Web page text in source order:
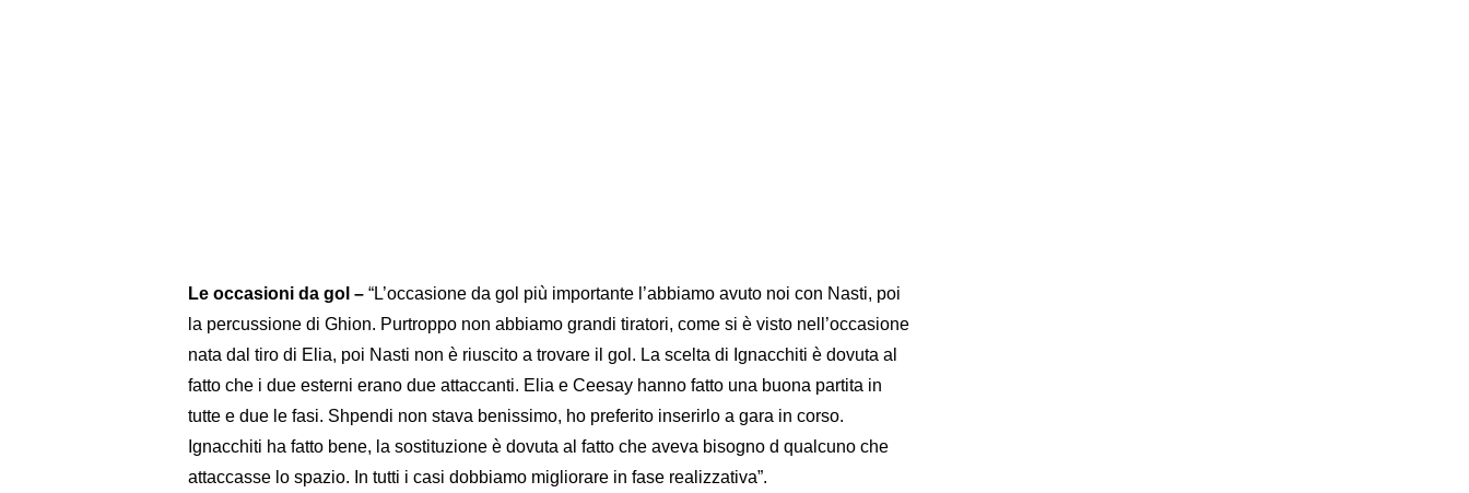
Le occasioni da gol – “L’occasione da gol più importante l’abbiamo avuto noi con Nasti, poi
la percussione di Ghion. Purtroppo non abbiamo grandi tiratori, come si è visto nell’occasione
nata dal tiro di Elia, poi Nasti non è riuscito a trovare il gol. La scelta di Ignacchiti è dovuta al
fatto che i due esterni erano due attaccanti. Elia e Ceesay hanno fatto una buona partita in
tutte e due le fasi. Shpendi non stava benissimo, ho preferito inserirlo a gara in corso.
Ignacchiti ha fatto bene, la sostituzione è dovuta al fatto che aveva bisogno d qualcuno che
attaccasse lo spazio. In tutti i casi dobbiamo migliorare in fase realizzativa”.